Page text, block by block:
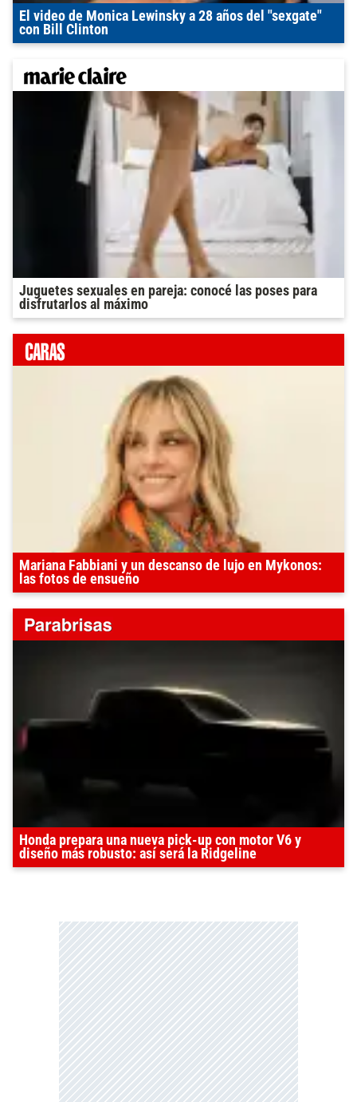
El video de Monica Lewinsky a 28 años del "sexgate"
con Bill Clinton
Juguetes sexuales en pareja: conocé las poses para
disfrutarlos al máximo
Mariana Fabbiani y un descanso de lujo en Mykonos:
las fotos de ensueño
Honda prepara una nueva pick-up con motor V6 y
diseño más robusto: así será la Ridgeline